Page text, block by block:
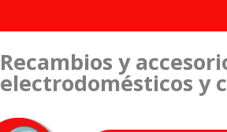
Recambios y
electrodomésticos y